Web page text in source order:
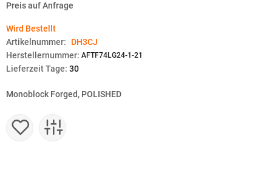
Preis auf Anfrage
Wird Bestellt
Artikelnummer:
DH3CJ
Herstellernummer: AFTF74LG24-1-21
Lieferzeit Tage: 30
Monoblock Forged, POLISHED